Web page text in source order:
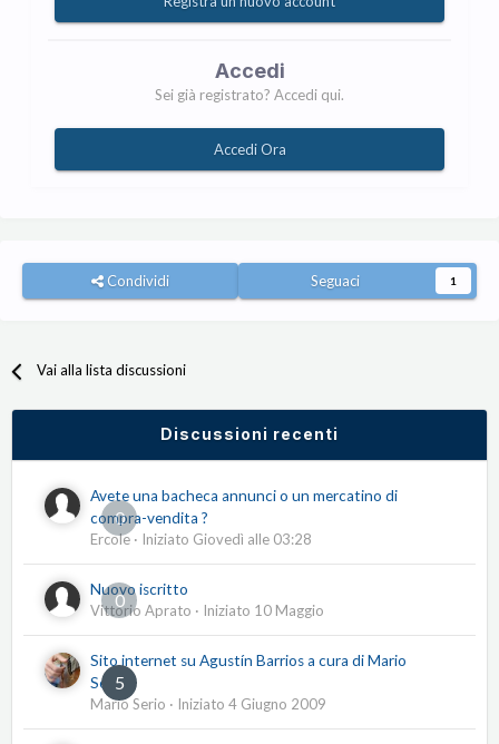
Accedi
Sei già registrato? Accedi qui.
Accedi Ora
Condividi Seguaci 1
Vai alla lista discussioni
Discussioni recenti
0
Avete una bacheca annunci o un mercatino di
compra-vendita ?
Ercole · Iniziato Giovedì alle 03:28
0
Nuovo iscritto
Vittorio Aprato · Iniziato 10 Maggio
5
Sito internet su Agustín Barrios a cura di Mario
Serio
Mario Serio · Iniziato 4 Giugno 2009